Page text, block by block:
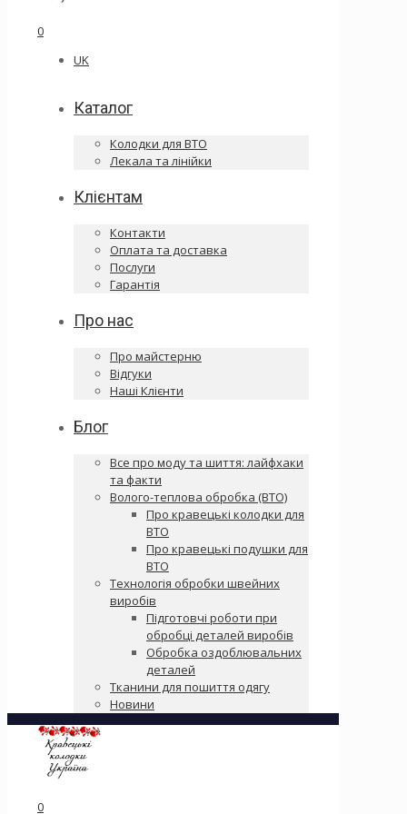
0
UK
Каталог
Колодки для ВТО
Лекала та лінійки
Клієнтам
Контакти
Оплата та доставка
Послуги
Гарантія
Про нас
Про майстерню
Відгуки
Наші Клієнти
Блог
Все про моду та шиття: лайфхаки
та факти
Волого-теплова обробка (ВТО)
Про кравецькі колодки для
ВТО
Про кравецькі подушки для
ВТО
Технологія обробки швейних
виробів
Підготовчі роботи при
обробці деталей виробів
Обробка оздоблювальних
деталей
Тканини для пошиття одягу
Новини
0